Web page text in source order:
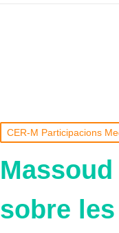
CER-M Participacions
sobre